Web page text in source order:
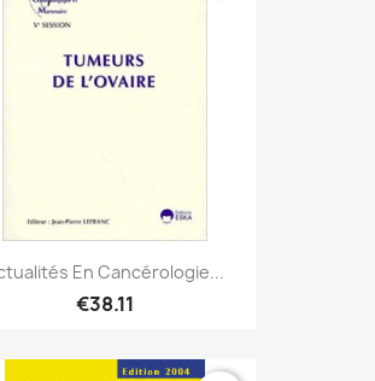
En Cancérologie...
€38.11